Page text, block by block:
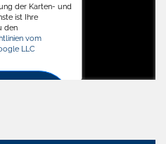
der Karten- und
ist Ihre
den
vom
LLC